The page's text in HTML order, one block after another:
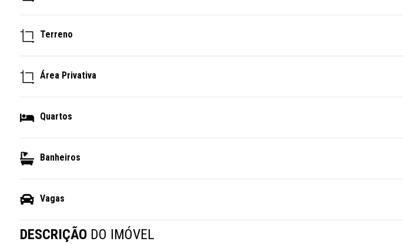
Terreno
Área Privativa
Quartos
Banheiros
Vagas
DESCRIÇÃO DO IMÓVEL